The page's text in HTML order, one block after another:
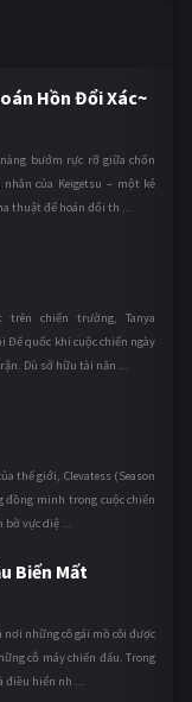
Hồn Đổi Xác~
bướm rực rỡ giữa chốn
của Keigetsu – một kẻ
thuật để hoán đổi th ...
chiến trường, Tanya
Đế quốc khi cuộc chiến ngày
Dù sở hữu tài năn ...
thế giới, Clevatess (Season
đồng minh trong cuộc chiến
vực diệ ...
Biến Mất
những cô gái mồ côi được
cỗ máy chiến đấu. Trong
hiển nh ...